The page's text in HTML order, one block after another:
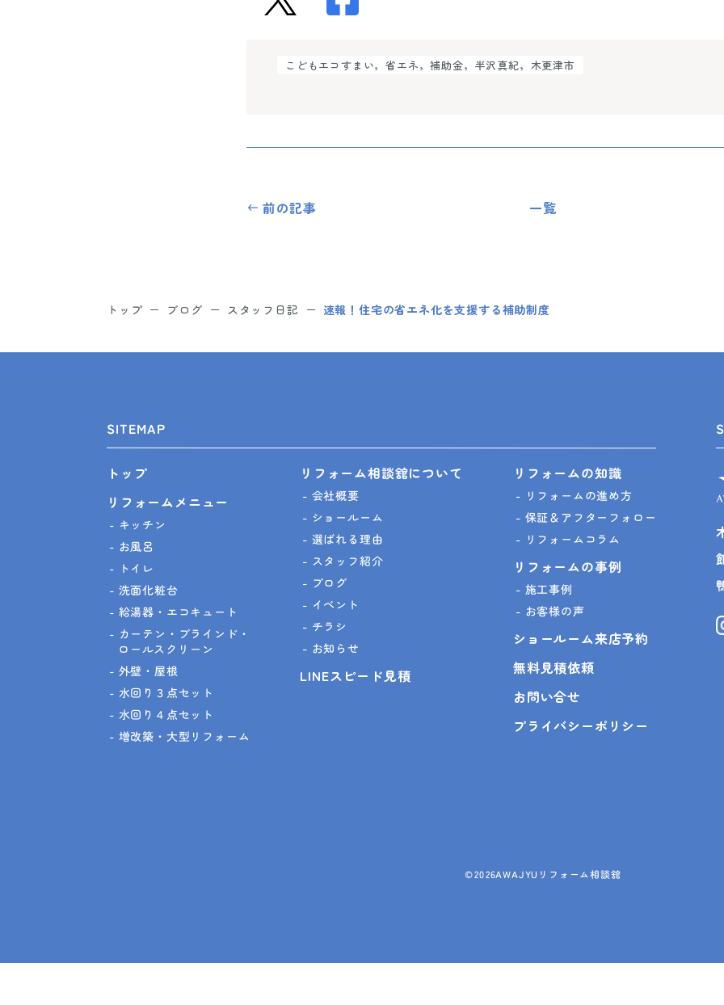
こどもエコすまい，省エネ，補助金，半沢真紀，木更津市
前の記事 一覧
トップ ブログ スタッフ日記 速報！住宅の省エネ化を支援する補助制度
SITEMAP
トップ
リフォームメニュー
キッチン
お風呂
トイレ
洗面化粧台
給湯器・エコキュート
カーテン・ブラインド・
ロールスクリーン
外壁・屋根
水回り３点セット
水回り４点セット
増改築・大型リフォーム
リフォーム相談舘について
会社概要
ショールーム
選ばれる理由
スタッフ紹介
ブログ
イベント
チラシ
お知らせ
LINEスピード見積
リフォームの知識
リフォームの進め方
保証＆アフターフォロー
リフォームコラム
リフォームの事例
施工事例
お客様の声
ショールーム来店予約
無料見積依頼
お問い合せ
プライバシーポリシー
©2026AWAJYUリフォーム相談舘